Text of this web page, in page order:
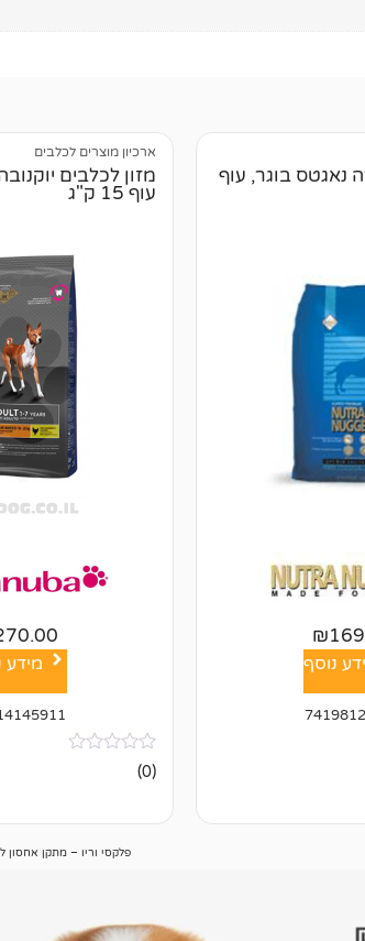
נאגטס בוגר, עוף
₪
נוסף
ארכיון מוצרים לכלבים
מזון לכלבים
עוף 15 ק"ג
מידע
אין
ביקורות
(0)
פלקסי וריו – מתקן אחסון